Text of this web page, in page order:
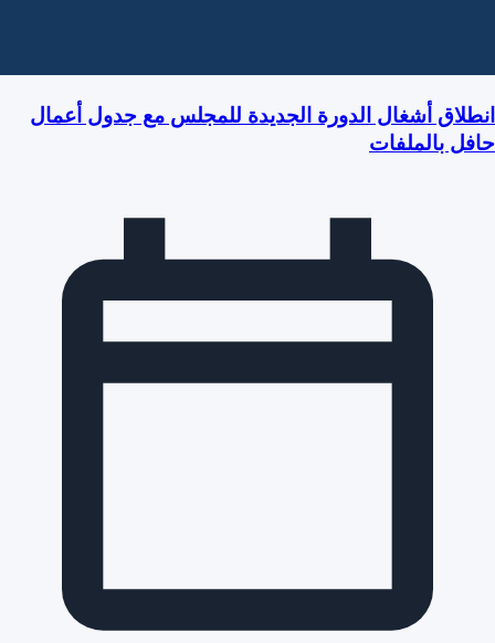
انطلاق أشغال الدورة الجديدة للمجلس مع جدول أعمال
حافل بالملفات